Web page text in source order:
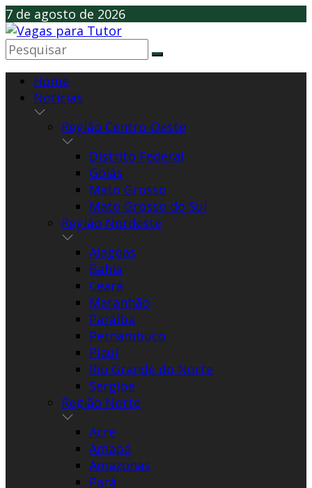
Skip
to
content
7 de agosto de 2026
Home
Notícias
Região Centro-Oeste
Distrito Federal
Goiás
Mato Grosso
Mato Grosso do Sul
Região Nordeste
Alagoas
Bahia
Ceará
Maranhão
Paraíba
Pernambuco
Piauí
Rio Grande do Norte
Sergipe
Região Norte
Acre
Amapá
Amazonas
Pará